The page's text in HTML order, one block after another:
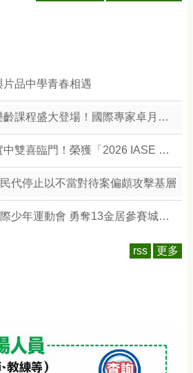
品中學青春相遇
私立育達高中-育達樂齡課程盛大登場！國際專家卓月蘭帶領樂齡族體驗綠色療癒力
數位實中-臺北數位實中雙喜臨門！榮獲「2026 IASE 教育影響力獎」雙楷模，以數位治理與無圍牆校園引領教育新典範
代停止以不當對待案偏頗攻擊基層
臺北市代表隊閃耀國際少年運動會 勇奪13金居參賽城市之冠 展現競技實力與城市榮耀
rss 更多